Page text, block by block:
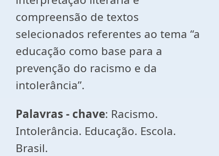
compreensão de textos
selecionados referentes ao tema “a
educação como base para a
prevenção do racismo e da
intolerância”.
Palavras - chave: Racismo.
Intolerância. Educação. Escola.
Brasil.